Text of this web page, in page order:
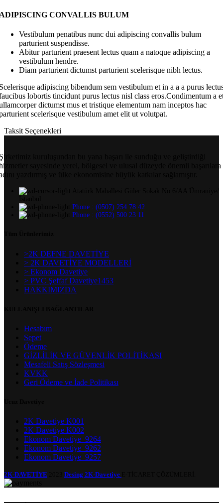
CONVALLIS BULUM
Vestibulum penatibus nunc dui adipiscing convallis bulum
parturient suspendisse.
Abitur parturient praesent lectus quam a natoque adipiscing a
vestibulum hendre.
Diam parturient dictumst parturient scelerisque nibh lectus.
adipiscing bibendum sem vestibulum et in a a a purus
lobortis tincidunt purus lectus nisl class eros.Condimentum a
dictumst mus et tristique elementum nam inceptos hac
scelerisque vestibulum amet elit ut volutpat.
Taksit Seçenekleri
kuruluşundan bu yana başarı ile sunduğu ve geliştirdiği
sayesinde yerel, bölgesel ve ulusal düzeyde önemli başarılara
yazdırmış ve ülke ekonomisine büyük katkılar sağlamıştır.
Phone : (0507) 254 78 42
Phone : (0552) 500 23 11
>2K DEFNE DAVETİYE
> 2K DAVETİYE MODELLERİ
> Ekonom Davetiye
> PVC Şeffaf Davetiye1453
HAKKIMIZDA
Hesabım
Sepet
Ödeme
GİZLİLİK VE GÜVENLİK POLİTİKASI
Mesafeli Satış Sözleşmesi
KVKK
Geri Ödeme ve İade Politikası
2K Davetiye K001
2K Davetiye K002
Ekonom Davetiye_9264
Ekonom Davetiye_9262
Ekonom Davetiye_9257
2K-DAVETİYE Desing 2K-Davetiye